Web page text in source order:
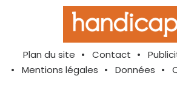
Plan du site Contact
Mentions légales
Données